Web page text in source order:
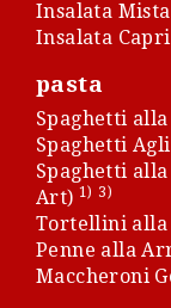
Insalata Mista
Insalata
pasta
Spaghetti alla
Spaghetti
Spaghetti
Art) 1) 3)
Tortellini alla
Penne alla
Maccheroni